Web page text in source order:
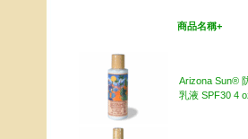
商品名稱+
Arizona Sun®
乳液 SPF30 4